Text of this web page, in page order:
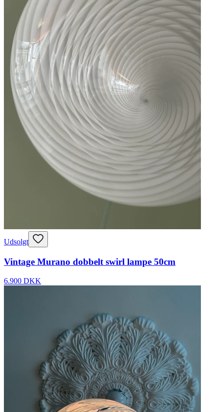
Udsolgt
Vintage Murano dobbelt swirl lampe 50cm
6.900 DKK